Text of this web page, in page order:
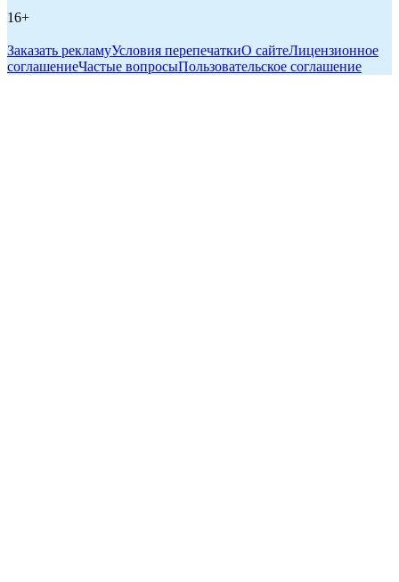
16+
Заказать рекламуУсловия перепечаткиО сайтеЛицензионное
соглашениеЧастые вопросыПользовательское соглашение